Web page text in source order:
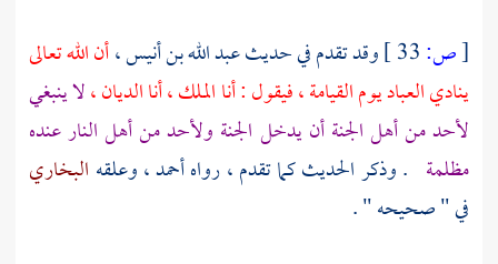
[ص: وقد تقدم في حديثعبد الله بن أنيس ،أن الله تعالى
ينادي العباد يوم القيامة ، فيقول : أنا الملك ، أنا الديان ،لا ينبغي
لأحد من أهل الجنة أن يدخل الجنة ولأحد من أهل النار عنده
مظلمة . وذكر الحديث كما تقدم ، رواهأحمد ،وعلقه البخاري
في " صحيحه " .